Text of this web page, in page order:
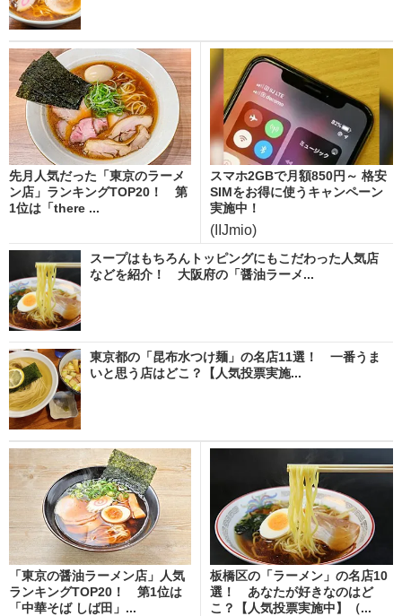
先月人気だった「東京のラーメ
ン店」ランキングTOP20！ 第
1位は「there ...
スマホ2GBで月額850円～ 格安
SIMをお得に使うキャンペーン
実施中！
(IIJmio)
スープはもちろんトッピングにもこだわった人気店
などを紹介！ 大阪府の「醤油ラーメ...
東京都の「昆布水つけ麺」の名店11選！ 一番うま
いと思う店はどこ？【人気投票実施...
「東京の醤油ラーメン店」人気
ランキングTOP20！ 第1位は
「中華そば しば田」...
板橋区の「ラーメン」の名店10
選！ あなたが好きなのはど
こ？【人気投票実施中】（...